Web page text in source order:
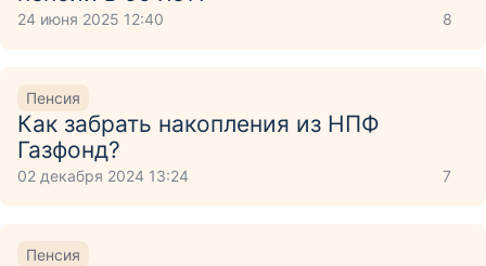
24 июня 2025 12:40 8
Пенсия
Как забрать накопления из НПФ
Газфонд?
02 декабря 2024 13:24 7
Пенсия